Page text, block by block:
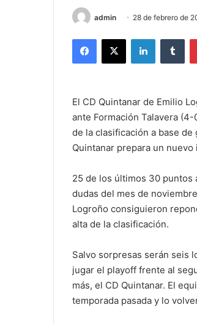
admin 28 de febrero de
El CD Quintanar de Emilio
ante Formación Talavera
de la clasificación a base
Quintanar prepara un
25 de los últimos 30 puntos
dudas del mes de
Logroño consiguieron
alta de la clasificación.
Salvo sorpresas serán seis
jugar el playoff frente al
más, el CD Quintanar. El
temporada pasada y lo